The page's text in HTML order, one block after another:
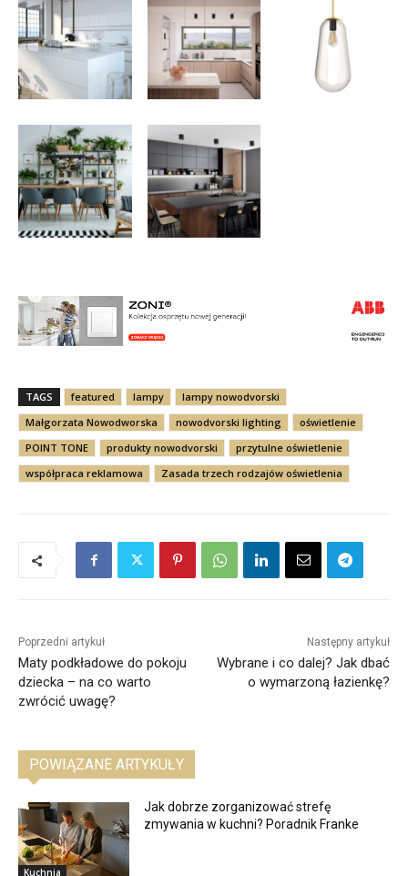
TAGS featured lampy
lampy nowodvorski
Małgorzata Nowodworska
nowodvorski lighting
oświetlenie
POINT TONE
produkty nowodvorski
przytulne oświetlenie
współpraca reklamowa
Zasada trzech rodzajów oświetlenia
Poprzedni artykuł
Maty podkładowe do pokoju
dziecka – na co warto
zwrócić uwagę?
Następny artykuł
Wybrane i co dalej? Jak dbać
o wymarzoną łazienkę?
POWIĄZANE ARTYKUŁY
Kuchnia
Jak dobrze zorganizować strefę
zmywania w kuchni? Poradnik Franke